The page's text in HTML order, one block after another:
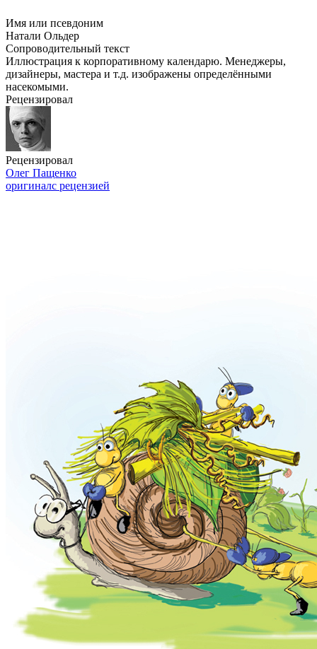
Имя или псевдоним
Натали Ольдер
Сопроводительный текст
Иллюстрация к корпоративному календарю. Менеджеры,
дизайнеры, мастера и т.д. изображены определёнными
насекомыми.
Рецензировал
Рецензировал
Олег Пащенко
оригиналс рецензией